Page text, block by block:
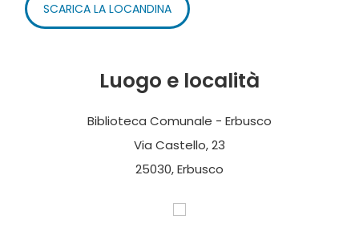
SCARICA LA LOCANDINA
Luogo e località
Biblioteca Comunale - Erbusco
Via Castello, 23
25030, Erbusco